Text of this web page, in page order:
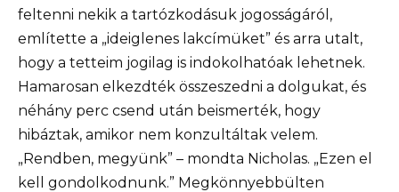
feltenni nekik a tartózkodásuk jogosságáról,
említette a „ideiglenes lakcímüket” és arra utalt,
hogy a tetteim jogilag is indokolhatóak lehetnek.
Hamarosan elkezdték összeszedni a dolgukat, és
néhány perc csend után beismerték, hogy
hibáztak, amikor nem konzultáltak velem.
„Rendben, megyünk” – mondta Nicholas. „Ezen el
kell gondolkodnunk.” Megkönnyebbülten